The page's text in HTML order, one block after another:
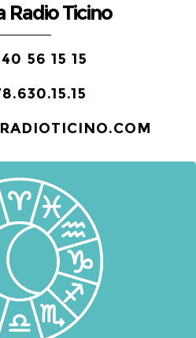
Ticino
56 15 15